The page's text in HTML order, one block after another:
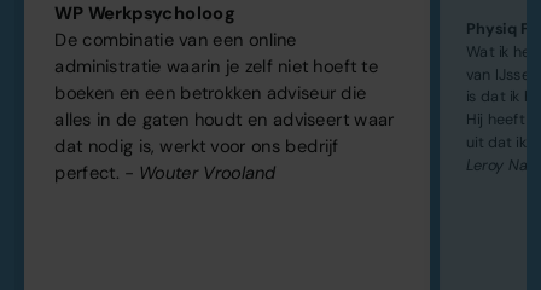
WP Werkpsycholoog
De combinatie van een online
administratie waarin je zelf niet hoeft te
boeken en een betrokken adviseur die
alles in de gaten houdt en adviseert waar
dat nodig is, werkt voor ons bedrijf
perfect. - Wouter Vrooland
Physiq
Wat ik
van
is dat ik
Hij heeft
uit dat ik
Leroy